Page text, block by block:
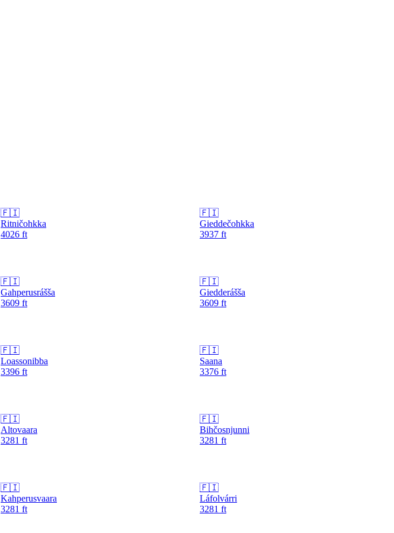
🇫🇮
Ritničohkka
4026 ft
🇫🇮
Gieddečohkka
3937 ft
🇫🇮
Gahperusrášša
3609 ft
🇫🇮
Giedderášša
3609 ft
🇫🇮
Loassonibba
3396 ft
🇫🇮
Saana
3376 ft
🇫🇮
Altovaara
3281 ft
🇫🇮
Bihčosnjunni
3281 ft
🇫🇮
Kahperusvaara
3281 ft
🇫🇮
Láfolvárri
3281 ft